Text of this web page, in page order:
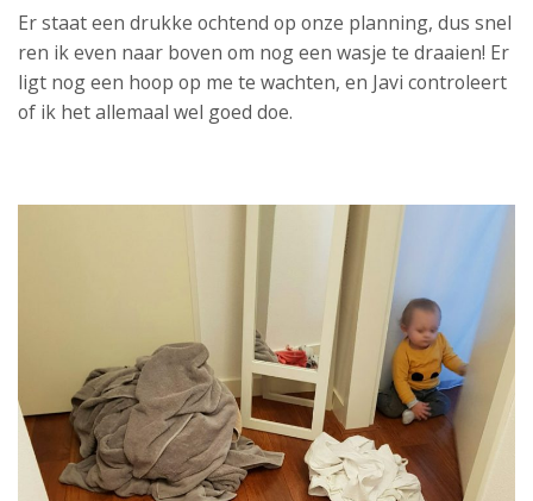
Er staat een drukke ochtend op onze planning, dus snel
ren ik even naar boven om nog een wasje te draaien! Er
ligt nog een hoop op me te wachten, en Javi controleert
of ik het allemaal wel goed doe.